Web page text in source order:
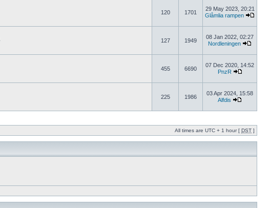
120 1701
29 May 2023, 20:21
Glåmlia rampen
127 1949
08 Jan 2022, 02:27
Nordleningen
455 6690
07 Dec 2020, 14:52
PnzR
225 1986
03 Apr 2024, 15:58
Alfdis
All times are UTC + 1 hour [ DST ]